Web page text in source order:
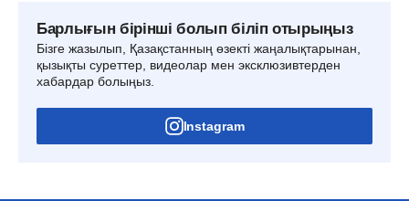
Барлығын бірінші болып біліп отырыңыз
Бізге жазылып, Қазақстанның өзекті жаңалықтарынан,
қызықты суреттер, видеолар мен эксклюзивтерден
хабардар болыңыз.
Instagram